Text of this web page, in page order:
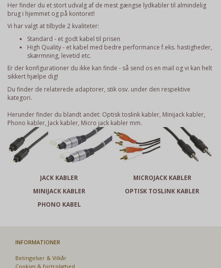
Her finder du et stort udvalg af de mest gængse lydkablertil almindelig
brug i hjemmet og på kontoret!
Vi har valgt at tilbyde 2 kvaliteter:
Standard - et godt kabel til prisen
High Quality - et kabel med bedre performance f.eks. hastigheder,
skærmning, levetid etc.
Er der konfigurationer du ikke kan finde - så send os en mail og vi kan helt
sikkert hjælpe dig!
Du finder de relaterede adaptorer, stik osv. under den respektive
kategori.
Herunder finder du blandt andet: Optisk toslink kabler, Minijack kabler,
Phono kabler, Jack kabler, Micro jack kabler mm.
JACK KABLER
MICROJACK KABLER
MINIJACK KABLER
OPTISK TOSLINK KABLER
PHONO KABEL
INFORMATIONER
Betingelser & Vilkår
Cookies & fortrolighed
Har du det også varmt?